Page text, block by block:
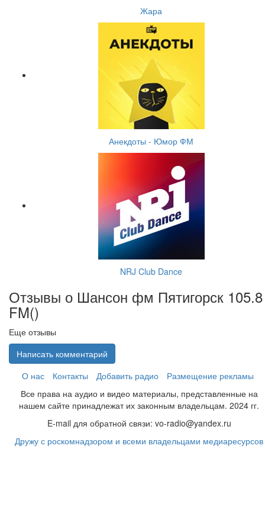
Жара
Анекдоты - Юмор ФМ
NRJ Club Dance
Отзывы о Шансон фм Пятигорск 105.8
FM()
Еще отзывы
Написать комментарий
О нас
Контакты Добавить радио
Размещение рекламы
Все права на аудио и видео материалы, представленные на
нашем сайте принадлежат их законным владельцам. 2024 гг.
E-mail для обратной связи: vo-radio@yandex.ru
Дружу с роскомнадзором и всеми владельцами медиаресурсов